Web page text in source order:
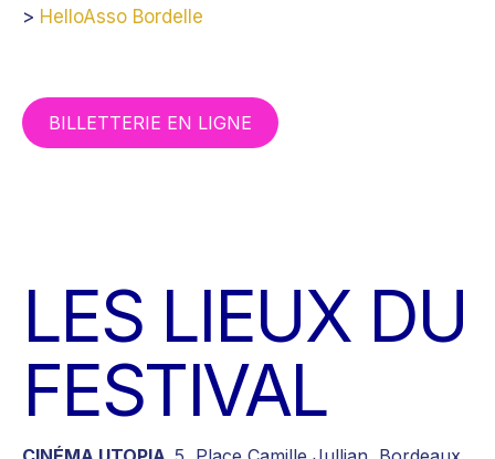
> HelloAsso Bordelle
BILLETTERIE EN LIGNE
LES LIEUX DU
FESTIVAL